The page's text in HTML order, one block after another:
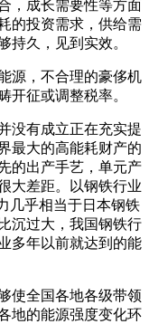
，成长需要性等方面
的投资需求，供给需
持久，见到实效。
，不合理的豪侈机
开征或调整税率。
有成立正在充实提
最大的高能耗财产的
的出产手艺，单元产
大差距。以钢铁行业
几乎相当于日本钢铁
沉过大，我国钢铁行
多年以前就达到的能
全国各地各级带领
地的能源强度变化环